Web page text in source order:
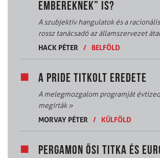
EMBEREKNEK” IS?
A szubjektív hangulatok és a
rossz tanácsadó az államszervezet
HACK PÉTER
/ BELFÖLD
A PRIDE TITKOLT EREDETE
A melegmozgalom programját
megírták»
MORVAY PÉTER
/ KÜLFÖLD
PERGAMON ŐSI TITKA ÉS